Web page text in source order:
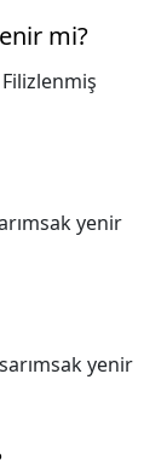
mi?
Filizlenmiş
yenir
yenir